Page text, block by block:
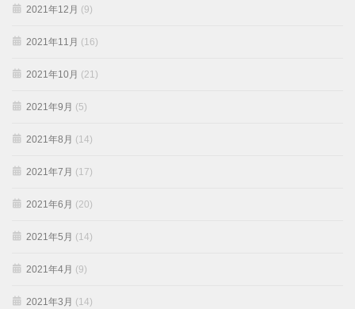
2021年12月 (9)
2021年11月 (16)
2021年10月 (21)
2021年9月 (5)
2021年8月 (14)
2021年7月 (17)
2021年6月 (20)
2021年5月 (14)
2021年4月 (9)
2021年3月 (14)